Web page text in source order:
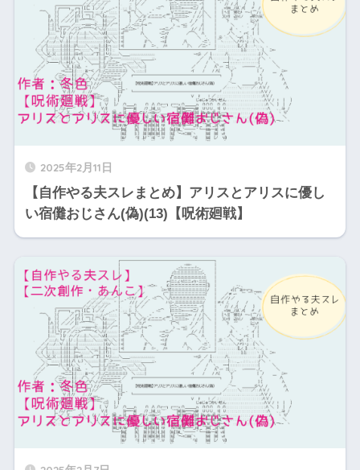
2025年2月11日
【自作やる夫スレまとめ】アリスとアリスに優し
い宿儺おじさん(偽)(13)【呪術廻戦】